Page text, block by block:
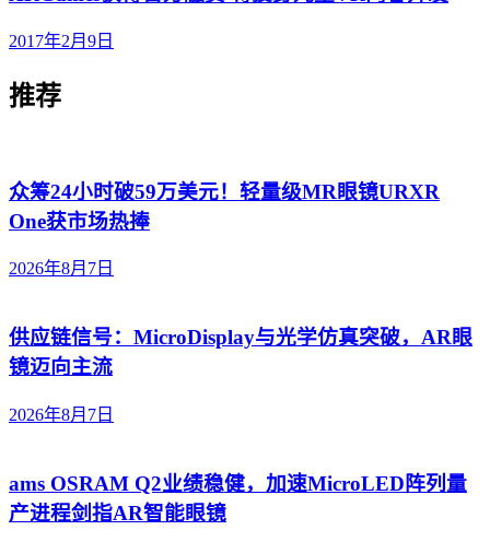
2017年2月9日
推荐
众筹24小时破59万美元！轻量级MR眼镜URXR
One获市场热捧
2026年8月7日
供应链信号：MicroDisplay与光学仿真突破，AR眼
镜迈向主流
2026年8月7日
ams OSRAM Q2业绩稳健，加速MicroLED阵列量
产进程剑指AR智能眼镜